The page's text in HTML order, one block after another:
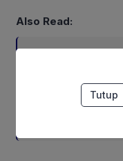
Also Read:
Tutup